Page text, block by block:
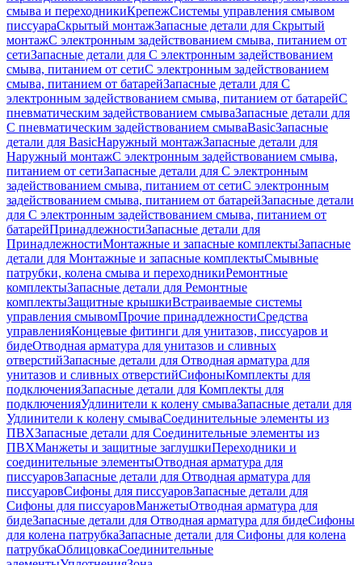
смыва и переходникиКрепежСистемы управления смывом
писсуараСкрытый монтажЗапасные детали для Скрытый
монтажС электронным задействованием смыва, питанием от
сетиЗапасные детали для С электронным задействованием
смыва, питанием от сетиС электронным задействованием
смыва, питанием от батарейЗапасные детали для С
электронным задействованием смыва, питанием от батарейС
пневматическим задействованием смываЗапасные детали для
С пневматическим задействованием смываBasicЗапасные
детали для BasicНаружный монтажЗапасные детали для
Наружный монтажС электронным задействованием смыва,
питанием от сетиЗапасные детали для С электронным
задействованием смыва, питанием от сетиС электронным
задействованием смыва, питанием от батарейЗапасные детали
для С электронным задействованием смыва, питанием от
батарейПринадлежностиЗапасные детали для
ПринадлежностиМонтажные и запасные комплектыЗапасные
детали для Монтажные и запасные комплектыСмывные
патрубки, колена смыва и переходникиРемонтные
комплектыЗапасные детали для Ремонтные
комплектыЗащитные крышкиВстраиваемые системы
управления смывомПрочие принадлежностиСредства
управленияКонцевые фитинги для унитазов, писсуаров и
бидеОтводная арматура для унитазов и сливных
отверстийЗапасные детали для Отводная арматура для
унитазов и сливных отверстийСифоныКомплекты для
подключенияЗапасные детали для Комплекты для
подключенияУдлинители к колену смываЗапасные детали для
Удлинители к колену смываСоединительные элементы из
ПВХЗапасные детали для Соединительные элементы из
ПВХМанжеты и защитные заглушкиПереходники и
соединительные элементыОтводная арматура для
писсуаровЗапасные детали для Отводная арматура для
писсуаровCифоны для писсуаровЗапасные детали для
Cифоны для писсуаровМанжетыОтводная арматура для
бидеЗапасные детали для Отводная арматура для бидеСифоны
для колена патрубкаЗапасные детали для Сифоны для колена
патрубкаОблицовкаСоединительные